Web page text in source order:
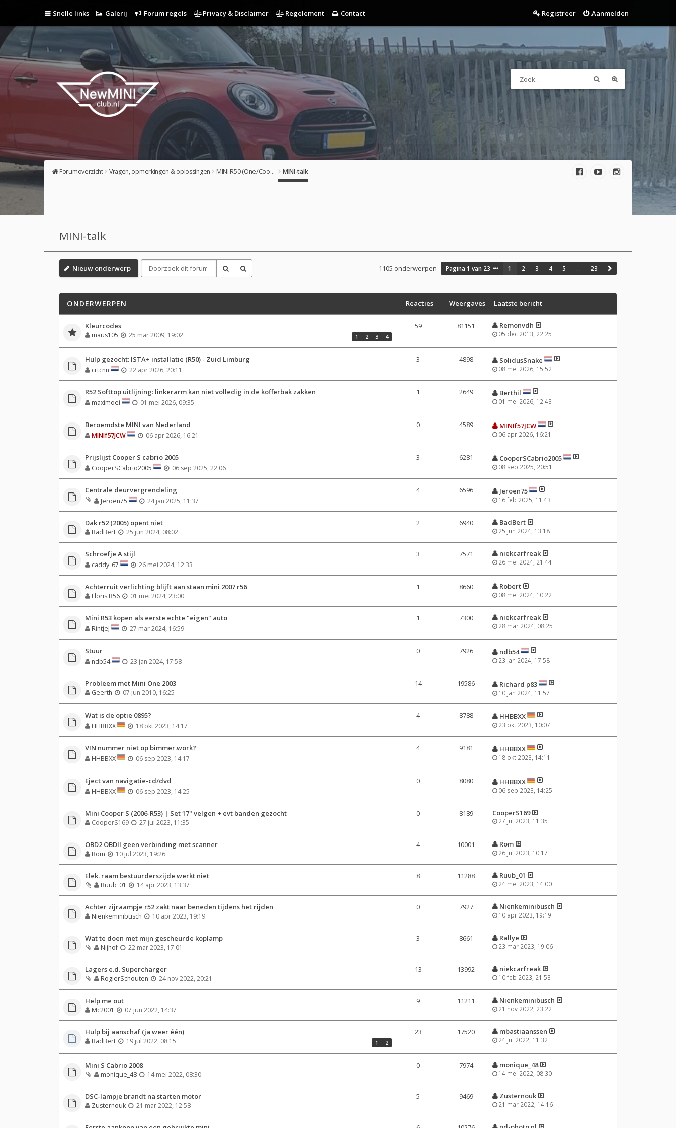
Snelle links Galerij Forum regels Privacy & Disclaimer Regelement Contact Aanmelden
Registreer
Forumoverzicht Vragen, opmerkingen & oplossingen MINI R50 (One/Cooper), R52 (Cabrio), R53 (Cooper S) MINI-talk
MINI-talk
Nieuw onderwerp 1105 onderwerpen Pagina1 van 23 1 2 3 4 5 23
ONDERWERPEN Reacties Weergaves Laatste bericht
Kleurcodes
1 2 3 4
maus105 25 mar 2009, 19:02
59 81151 Remonvdh
05 dec 2013, 22:25
Hulp gezocht: ISTA+ installatie (R50) - Zuid Limburg
crtcnn 22 apr 2026, 20:11
3 4898 SolidusSnake
08 mei 2026, 15:52
R52 Softtop uitlijning: linkerarm kan niet volledig in de kofferbak zakken
maximoei 01 mei 2026, 09:35
1 2649 Berthil
01 mei 2026, 12:43
Beroemdste MINI van Nederland
MINIf57JCW 06 apr 2026, 16:21
0 4589 MINIf57JCW
06 apr 2026, 16:21
Prijslijst Cooper S cabrio 2005
CooperSCabrio2005 06 sep 2025, 22:06
3 6281 CooperSCabrio2005
08 sep 2025, 20:51
Centrale deurvergrendeling
Jeroen75 24 jan 2025, 11:37
4 6596 Jeroen75
16 feb 2025, 11:43
Dak r52 (2005) opent niet
BadBert 25 jun 2024, 08:02
2 6940 BadBert
25 jun 2024, 13:18
Schroefje A stijl
caddy_67 26 mei 2024, 12:33
3 7571 niekcarfreak
26 mei 2024, 21:44
Achterruit verlichting blijft aan staan mini 2007 r56
Floris R56 01 mei 2024, 23:00
1 8660 Robert
08 mei 2024, 10:22
Mini R53 kopen als eerste echte "eigen" auto
RintjeJ 27 mar 2024, 16:59
1 7300 niekcarfreak
28 mar 2024, 08:25
Stuur
ndb54 23 jan 2024, 17:58
0 7926 ndb54
23 jan 2024, 17:58
Probleem met Mini One 2003
Geerth 07 jun 2010, 16:25
14 19586 Richard p83
10 jan 2024, 11:57
Wat is de optie 0895?
HHBBXX 18 okt 2023, 14:17
4 8788 HHBBXX
23 okt 2023, 10:07
VIN nummer niet op bimmer.work?
HHBBXX 06 sep 2023, 14:17
4 9181 HHBBXX
18 okt 2023, 14:11
Eject van navigatie-cd/dvd
HHBBXX 06 sep 2023, 14:25
0 8080 HHBBXX
06 sep 2023, 14:25
Mini Cooper S (2006-R53) | Set 17" velgen + evt banden gezocht
CooperS169 27 jul 2023, 11:35
0 8189 CooperS169
27 jul 2023, 11:35
OBD2 OBDII geen verbinding met scanner
Rom 10 jul 2023, 19:26
4 10001 Rom
26 jul 2023, 10:17
Elek. raam bestuurderszijde werkt niet
Ruub_01 14 apr 2023, 13:37
8 11288 Ruub_01
24 mei 2023, 14:00
Achter zijraampje r52 zakt naar beneden tijdens het rijden
Nienkeminibusch 10 apr 2023, 19:19
0 7927 Nienkeminibusch
10 apr 2023, 19:19
Wat te doen met mijn gescheurde koplamp
Nijhof 22 mar 2023, 17:01
3 8661 Rallye
23 mar 2023, 19:06
Lagers e.d. Supercharger
RogierSchouten 24 nov 2022, 20:21
13 13992 niekcarfreak
10 feb 2023, 21:53
Help me out
Mc2001 07 jun 2022, 14:37
9 11211 Nienkeminibusch
21 nov 2022, 23:22
Hulp bij aanschaf (ja weer één)
1 2
BadBert 19 jul 2022, 08:15
23 17520 mbastiaanssen
24 jul 2022, 11:32
Mini S Cabrio 2008
monique_48 14 mei 2022, 08:30
0 7974 monique_48
14 mei 2022, 08:30
DSC-lampje brandt na starten motor
Zusternouk 21 mar 2022, 12:58
5 9469 Zusternouk
21 mar 2022, 14:16